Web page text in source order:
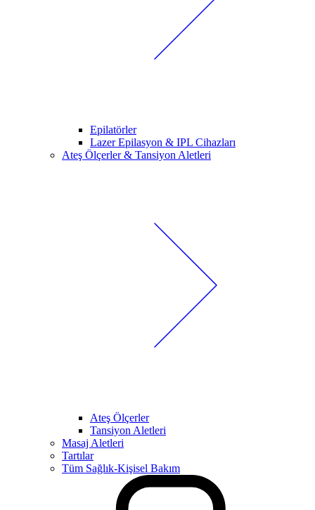
Epilatörler
Lazer Epilasyon & IPL Cihazları
Ateş Ölçerler & Tansiyon Aletleri
Ateş Ölçerler
Tansiyon Aletleri
Masaj Aletleri
Tartılar
Tüm Sağlık-Kişisel Bakım